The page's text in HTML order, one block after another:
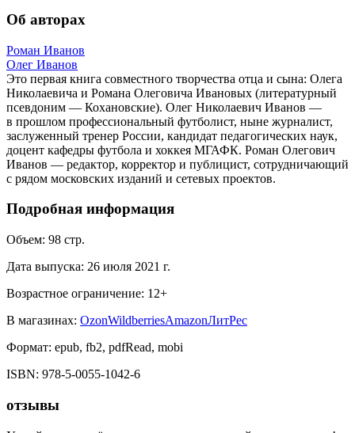
Об авторах
Роман Иванов
Олег Иванов
Это первая книга совместного творчества отца и сына: Олега
Николаевича и Романа Олеговича Ивановых (литературный
псевдоним — Кохановские). Олег Николаевич Иванов —
в прошлом профессиональный футболист, ныне журналист,
заслуженный тренер России, кандидат педагогических наук,
доцент кафедры футбола и хоккея МГАФК. Роман Олегович
Иванов — редактор, корректор и публицист, сотрудничающий
с рядом московских изданий и сетевых проектов.
Подробная информация
Объем: 98 стр.
Дата выпуска: 26 июля 2021 г.
Возрастное ограничение: 12+
В магазинах: OzonWildberriesAmazonЛитРес
Формат: epub, fb2, pdfRead, mobi
ISBN: 978-5-0055-1042-6
отзывы